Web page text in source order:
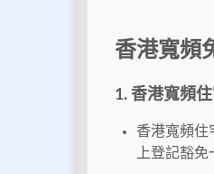
香港寬頻
1. 香港寬頻
香港寬頻住
上登記豁免